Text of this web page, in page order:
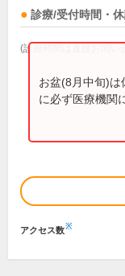
診療/受付時間・休
(診療時間は直接お問い
お盆(8月中旬)は
に必ず医療機関
アクセス数※